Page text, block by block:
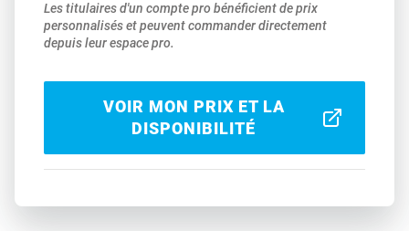
Les titulaires d'un compte pro bénéficient de prix
personnalisés et peuvent commander directement
depuis leur espace pro.
VOIR MON PRIX ET LA
DISPONIBILITÉ